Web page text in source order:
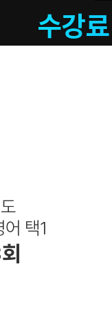
수강
택1